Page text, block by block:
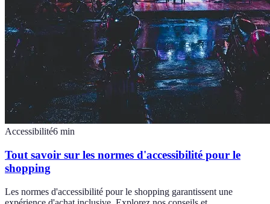
Accessibilité6 min
Tout savoir sur les normes d'accessibilité pour le
shopping
Les normes d'accessibilité pour le shopping garantissent une